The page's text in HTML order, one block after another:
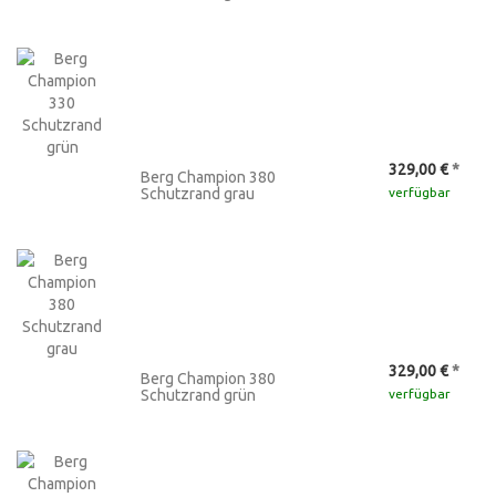
Berg Champion 380
Schutzrand grau
329,00 €*
verfügbar
Berg Champion 380
Schutzrand grün
329,00 €*
verfügbar